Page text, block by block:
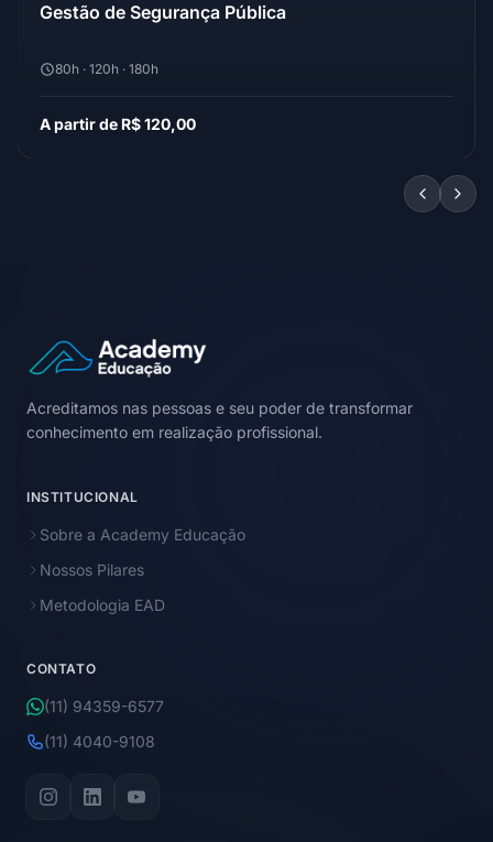
Gestão de Segurança Pública
80h · 120h · 180h
A partir de R$ 120,00
Acreditamos nas pessoas e seu poder de transformar
conhecimento em realização profissional.
INSTITUCIONAL
Sobre a Academy Educação
Nossos Pilares
Metodologia EAD
CONTATO
(11) 94359-6577
(11) 4040-9108